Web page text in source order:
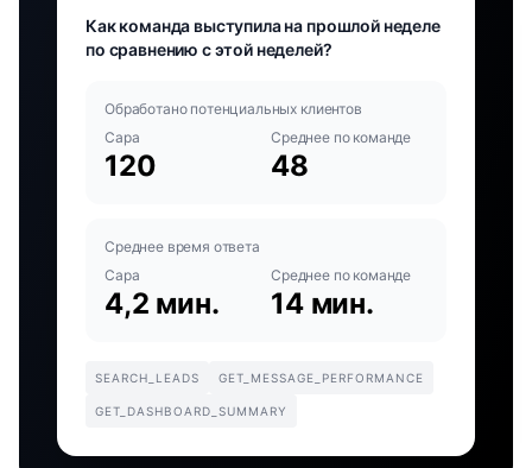
Как команда выступила на прошлой неделе
по сравнению с этой неделей?
Обработано потенциальных клиентов
Сара
120
Среднее по команде
48
Среднее время ответа
Сара
4,2 мин.
Среднее по команде
14 мин.
SEARCH_LEADS GET_MESSAGE_PERFORMANCE
GET_DASHBOARD_SUMMARY